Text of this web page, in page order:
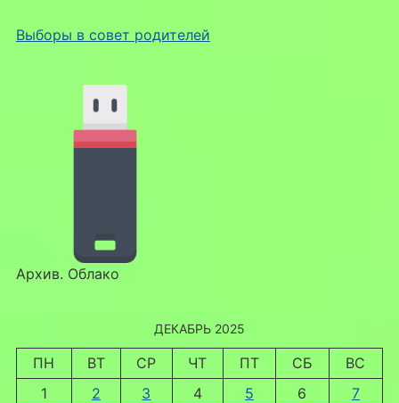
Выборы в совет родителей
Архив. Облако
ДЕКАБРЬ 2025
ПН ВТ СР ЧТ ПТ СБ
ВС
1
2 3 4 5 6
7